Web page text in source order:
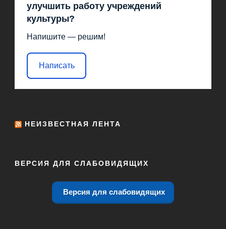
улучшить работу учреждений
культуры?
Напишите — решим!
Написать
НЕИЗВЕСТНАЯ ЛЕНТА
ВЕРСИЯ ДЛЯ СЛАБОВИДЯЩИХ
Версия для слабовидящих